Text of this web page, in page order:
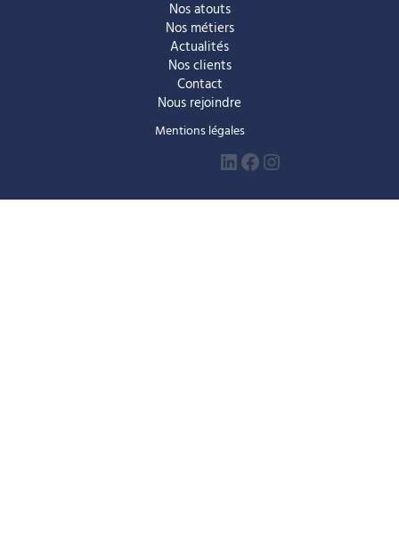
Nos atouts
Nos métiers
Actualités
Nos clients
Contact
Nous rejoindre
Mentions légales
LinkedIn
Facebook
Instagram